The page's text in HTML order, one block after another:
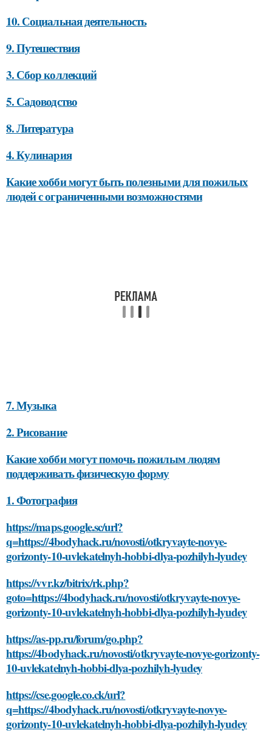
10. Социальная деятельность
9. Путешествия
3. Сбор коллекций
5. Садоводство
8. Литература
4. Кулинария
Какие хобби могут быть полезными для пожилых
людей с ограниченными возможностями
7. Музыка
2. Рисование
Какие хобби могут помочь пожилым людям
поддерживать физическую форму
1. Фотография
https://maps.google.sc/url?
q=https://4bodyhack.ru/novosti/otkryvayte-novye-
gorizonty-10-uvlekatelnyh-hobbi-dlya-pozhilyh-lyudey
https://vvr.kz/bitrix/rk.php?
goto=https://4bodyhack.ru/novosti/otkryvayte-novye-
gorizonty-10-uvlekatelnyh-hobbi-dlya-pozhilyh-lyudey
https://as-pp.ru/forum/go.php?
https://4bodyhack.ru/novosti/otkryvayte-novye-gorizonty-
10-uvlekatelnyh-hobbi-dlya-pozhilyh-lyudey
https://cse.google.co.ck/url?
q=https://4bodyhack.ru/novosti/otkryvayte-novye-
gorizonty-10-uvlekatelnyh-hobbi-dlya-pozhilyh-lyudey